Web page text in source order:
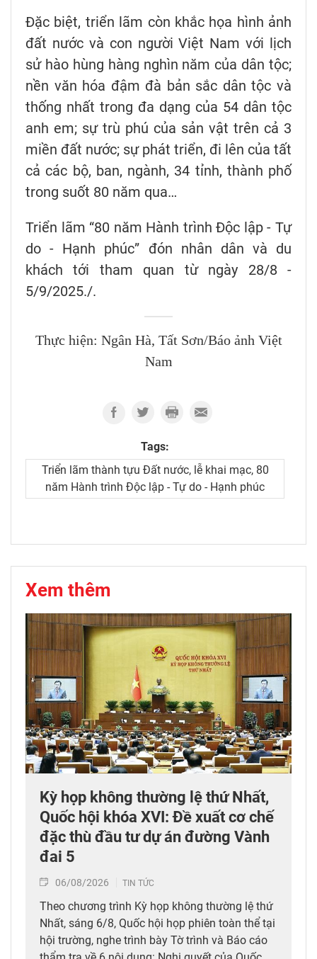
Đặc biệt, triển lãm còn khắc họa hình ảnh
đất nước và con người Việt Nam với lịch
sử hào hùng hàng nghìn năm của dân tộc;
nền văn hóa đậm đà bản sắc dân tộc và
thống nhất trong đa dạng của 54 dân tộc
anh em; sự trù phú của sản vật trên cả 3
miền đất nước; sự phát triển, đi lên của tất
cả các bộ, ban, ngành, 34 tỉnh, thành phố
trong suốt 80 năm qua…
Triển lãm “80 năm Hành trình Độc lập - Tự
do - Hạnh phúc” đón nhân dân và du
khách tới tham quan từ ngày 28/8 -
5/9/2025./.
Thực hiện: Ngân Hà, Tất Sơn/Báo ảnh Việt
Nam
Tags:
Triển lãm thành tựu Đất nước, lễ khai mạc, 80
năm Hành trình Độc lập - Tự do - Hạnh phúc
Xem thêm
Kỳ họp không thường lệ thứ Nhất,
Quốc hội khóa XVI: Đề xuất cơ chế
đặc thù đầu tư dự án đường Vành
đai 5
06/08/2026 TIN TỨC
Theo chương trình Kỳ họp không thường lệ thứ
Nhất, sáng 6/8, Quốc hội họp phiên toàn thể tại
hội trường, nghe trình bày Tờ trình và Báo cáo